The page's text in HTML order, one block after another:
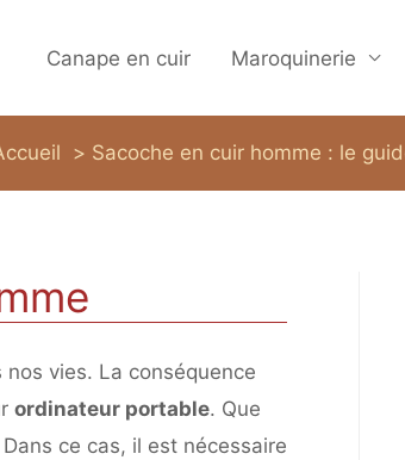
Canape en cuir Maroquinerie
Sacoche en cuir homme : le
vies. La conséquence
ordinateur portable. Que
ce cas, il est nécessaire